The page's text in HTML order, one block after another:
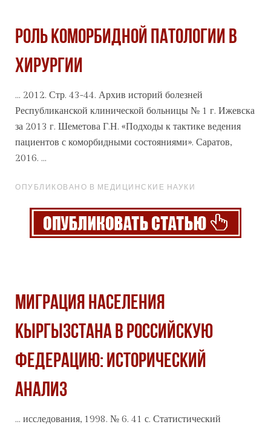
РОЛЬ КОМОРБИДНОЙ ПАТОЛОГИИ В
ХИРУРГИИ
... 2012. Стр. 43-44. Архив историй болезней
Республиканской клинической больницы № 1 г. Ижевска
за 2013 г. Шеметова Г.Н. «Подходы к тактике ведения
пациентов с коморбидными состояниями». Саратов,
2016. ...
ОПУБЛИКОВАНО В МЕДИЦИНСКИЕ НАУКИ
МИГРАЦИЯ НАСЕЛЕНИЯ
КЫРГЫЗСТАНА В РОССИЙСКУЮ
ФЕДЕРАЦИЮ: ИСТОРИЧЕСКИЙ
АНАЛИЗ
... исследования, 1998. № 6. 41 с. Статистический